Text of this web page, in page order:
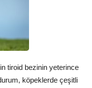
tiroid bezinin yeterince
köpeklerde çeşitli